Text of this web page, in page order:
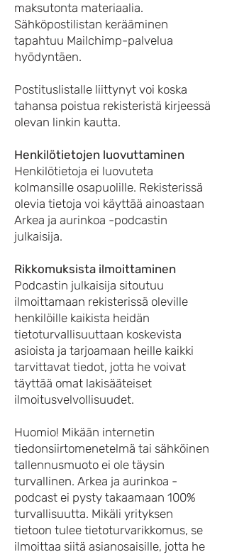
maksutonta materiaalia.
Sähköpostilistan kerääminen
tapahtuu Mailchimp-palvelua
hyödyntäen.
Postituslistalle liittynyt voi koska
tahansa poistua rekisteristä kirjeessä
olevan linkin kautta.
Henkilötietojen luovuttaminen
Henkilötietoja ei luovuteta
kolmansille osapuolille. Rekisterissä
olevia tietoja voi käyttää ainoastaan
Arkea ja aurinkoa -podcastin
julkaisija.
Rikkomuksista ilmoittaminen
Podcastin julkaisija sitoutuu
ilmoittamaan rekisterissä oleville
henkilöille kaikista heidän
tietoturvallisuuttaan koskevista
asioista ja tarjoamaan heille kaikki
tarvittavat tiedot, jotta he voivat
täyttää omat lakisääteiset
ilmoitusvelvollisuudet.
Huomio! Mikään internetin
tiedonsiirtomenetelmä tai sähköinen
tallennusmuoto ei ole täysin
turvallinen. Arkea ja aurinkoa -
podcast ei pysty takaamaan 100%
turvallisuutta. Mikäli yrityksen
tietoon tulee tietoturvarikkomus, se
ilmoittaa siitä asianosaisille, jotta he